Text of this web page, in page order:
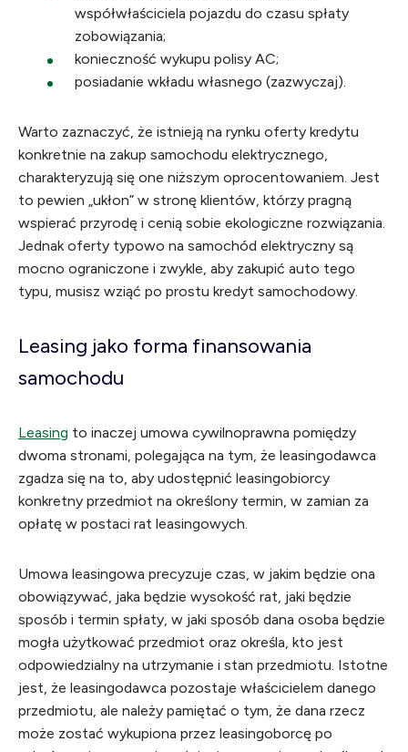
współwłaściciela pojazdu do czasu spłaty
zobowiązania;
konieczność wykupu polisy AC;
posiadanie wkładu własnego (zazwyczaj).
Warto zaznaczyć, że istnieją na rynku oferty kredytu
konkretnie na zakup samochodu elektrycznego,
charakteryzują się one niższym oprocentowaniem. Jest
to pewien „ukłon” w stronę klientów, którzy pragną
wspierać przyrodę i cenią sobie ekologiczne rozwiązania.
Jednak oferty typowo na samochód elektryczny są
mocno ograniczone i zwykle, aby zakupić auto tego
typu, musisz wziąć po prostu kredyt samochodowy.
Leasing jako forma finansowania
samochodu
Leasing to inaczej umowa cywilnoprawna pomiędzy
dwoma stronami, polegająca na tym, że leasingodawca
zgadza się na to, aby udostępnić leasingobiorcy
konkretny przedmiot na określony termin, w zamian za
opłatę w postaci rat leasingowych.
Umowa leasingowa precyzuje czas, w jakim będzie ona
obowiązywać, jaka będzie wysokość rat, jaki będzie
sposób i termin spłaty, w jaki sposób dana osoba będzie
mogła użytkować przedmiot oraz określa, kto jest
odpowiedzialny na utrzymanie i stan przedmiotu. Istotne
jest, że leasingodawca pozostaje właścicielem danego
przedmiotu, ale należy pamiętać o tym, że dana rzecz
może zostać wykupiona przez leasingoborcę po